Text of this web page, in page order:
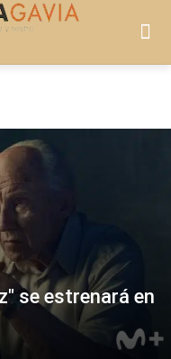
se estrenará en